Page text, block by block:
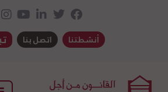
أنشطتنا اتصل بنا